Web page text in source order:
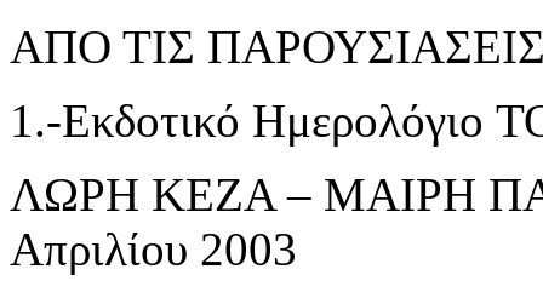
ΑΠΟ ΤΙΣ ΠΑΡΟΥΣΙΑΣΕΙΣ
1.-Εκδοτικό Ημερολόγιο
ΛΩΡΗ ΚΕΖΑ – ΜΑΙΡΗ
Απριλίου 2003